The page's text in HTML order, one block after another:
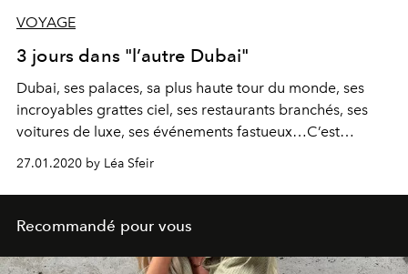
VOYAGE
3 jours dans "l’autre Dubai"
Dubai, ses palaces, sa plus haute tour du monde, ses
incroyables grattes ciel, ses restaurants branchés, ses
voitures de luxe, ses événements fastueux…C’est
souvent ce que l’on me répond lorsque je dis que j’y
vis. Et si je vous disais : Dubai, ses cafés trottoirs, ses
ruelles, ses galeries d’art, son paysage artistique, son
souk, son marché aux épices, sa scène culinaire... Voici
l'autre Dubai, vu par notre correspondante sur place.
27.01.2020 by Léa Sfeir
Recommandé pour vous